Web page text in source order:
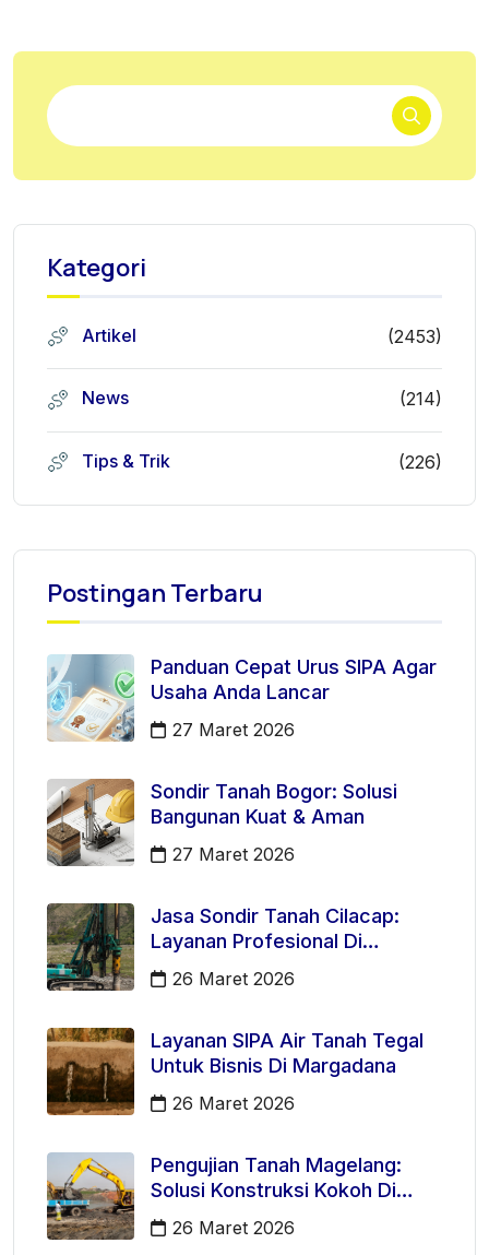
Kategori
Artikel (2453)
News (214)
Tips & Trik (226)
Postingan Terbaru
Panduan Cepat Urus SIPA Agar
Usaha Anda Lancar
27 Maret 2026
Sondir Tanah Bogor: Solusi
Bangunan Kuat & Aman
27 Maret 2026
Jasa Sondir Tanah Cilacap:
Layanan Profesional Di
Kecamatan Majenang
26 Maret 2026
Layanan SIPA Air Tanah Tegal
Untuk Bisnis Di Margadana
26 Maret 2026
Pengujian Tanah Magelang:
Solusi Konstruksi Kokoh Di
Mertoyudan
26 Maret 2026